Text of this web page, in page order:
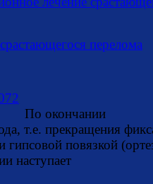
перелома
По окончании
т.е. прекращения
гипсовой повязкой
наступает